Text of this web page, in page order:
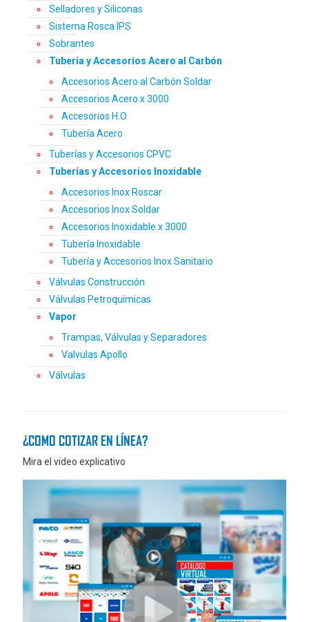
Selladores y Siliconas
Sistema Rosca IPS
Sobrantes
Tubería y Accesorios Acero al Carbón
Accesorios Acero al Carbón Soldar
Accesorios Acero x 3000
Accesorios H.O
Tubería Acero
Tuberías y Accesorios CPVC
Tuberías y Accesorios Inoxidable
Accesorios Inox Roscar
Accesorios Inox Soldar
Accesorios Inoxidable x 3000
Tubería Inoxidable
Tubería y Accesorios Inox Sanitario
Válvulas Construcción
Válvulas Petroquímicas
Vapor
Trampas, Válvulas y Separadores
Valvulas Apollo
Válvulas
¿COMO COTIZAR EN LÍNEA?
Mira el video explicativo